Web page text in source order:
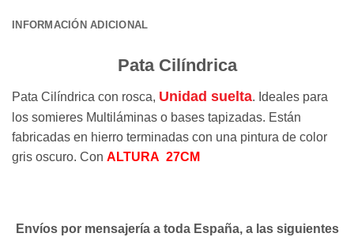
INFORMACIÓN ADICIONAL
Pata Cilíndrica
Pata Cilíndrica con rosca, Unidad suelta. Ideales para
los somieres Multiláminas o bases tapizadas. Están
fabricadas en hierro terminadas con una pintura de color
gris oscuro. Con ALTURA 27CM
Envíos por mensajería a toda España, a las siguientes